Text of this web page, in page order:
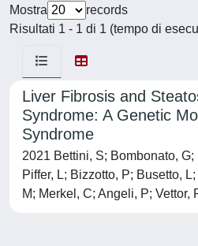
Mostra
records
Risultati 1 - 1 di 1 (tempo di
Liver Fibrosis and
Syndrome: A Genetic
Syndrome
2021 Bettini, S; Bombonato,
Piffer, L; Bizzotto, P; Busetto,
M; Merkel, C; Angeli, P; Vettor,